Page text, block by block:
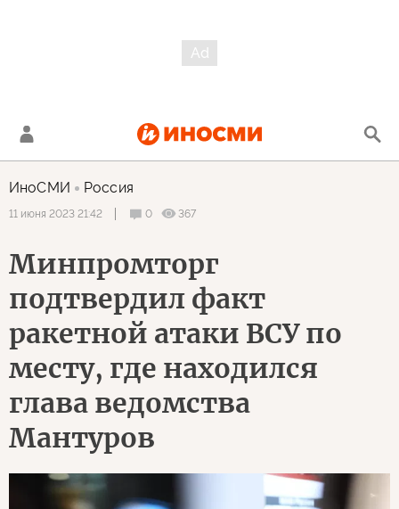
ИноСМИ Россия
11 июня 2023 21:42 0 367
Минпромторг
подтвердил факт
ракетной атаки ВСУ по
месту, где находился
глава ведомства
Мантуров